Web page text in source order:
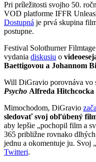
Pri príležitosti svojho 50.
VOD platforme IFFR
Dostupná je prvá skupina
postupne.
Festival Solothurner
vydania diskusiu o
Baettigovou a Johannom
Will DiGravio porovnáva vo
Psycho Alfreda Hitchcocka
Mimochodom, DiGravio
sledovať svoj obľúbený
aby lepšie „pochopil film a
365 približne rovnako
jednu a okomentuje ju. Svoj
Twitteri.